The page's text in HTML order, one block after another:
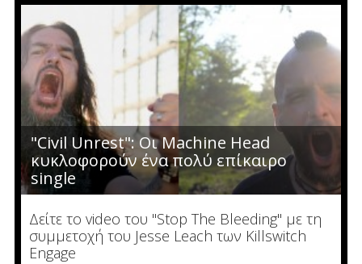
"Civil Unrest": Οι Machine Head
κυκλοφορούν ένα πολύ επίκαιρο
single
Δείτε το video του "Stop The Bleeding" με τη
συμμετοχή του Jesse Leach των Killswitch
Engage